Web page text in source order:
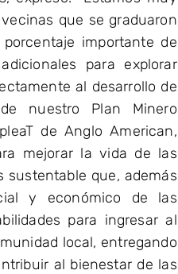
que se graduaron
importante de
para explorar
al desarrollo de
nuestro Plan Minero
de Anglo American,
mejorar la vida de las
sustentable que, además
y económico de las
para ingresar al
local, entregando
al bienestar de las